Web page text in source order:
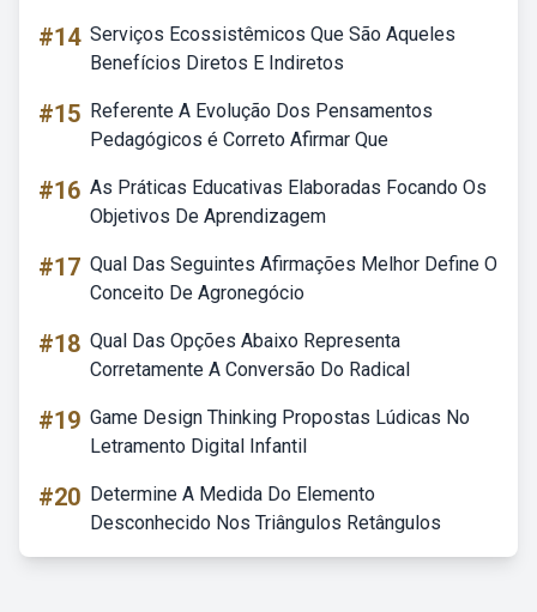
#14 Serviços Ecossistêmicos Que São Aqueles
Benefícios Diretos E Indiretos
#15 Referente A Evolução Dos Pensamentos
Pedagógicos é Correto Afirmar Que
#16 As Práticas Educativas Elaboradas Focando Os
Objetivos De Aprendizagem
#17 Qual Das Seguintes Afirmações Melhor Define O
Conceito De Agronegócio
#18 Qual Das Opções Abaixo Representa
Corretamente A Conversão Do Radical
#19 Game Design Thinking Propostas Lúdicas No
Letramento Digital Infantil
#20 Determine A Medida Do Elemento
Desconhecido Nos Triângulos Retângulos